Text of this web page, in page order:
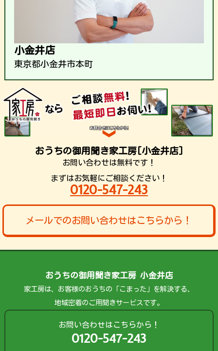
小金井店
東京都小金井市本町
おうちの御用聞き家工房[小金井店]
お問い合わせは無料です！
まずはお気軽にご相談ください！
0120-547-243
メールでのお問い合わせはこちらから！
おうちの御用聞き家工房 小金井店
家工房は、お客様のおうちの「こまった」を解決する、
地域密着のご用聞きサービスです。
お問い合わせはこちらから！
0120-547-243